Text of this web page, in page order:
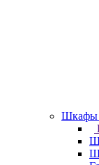
Шкафы